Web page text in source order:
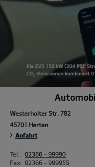
Westerholter Str. 782
45701 Herten
Anfahrt
Tel.: 02366 - 99990
Fax: 02366 - 999955